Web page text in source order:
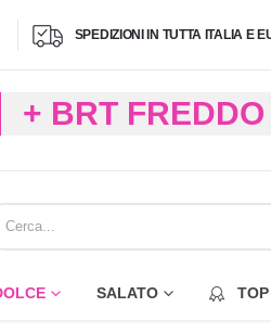
SPEDIZIONI IN TUTTA ITALIA E
+ BRT
(FINO A 4,9 KG)
ECCEZIONE DI
SALATO